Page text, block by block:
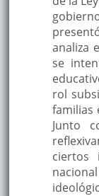
analiza
se
rol
familias
Junto
ciertos